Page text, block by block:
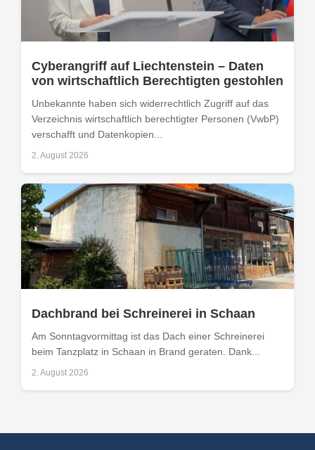
Cyberangriff auf Liechtenstein – Daten
von wirtschaftlich Berechtigten gestohlen
Unbekannte haben sich widerrechtlich Zugriff auf das
Verzeichnis wirtschaftlich berechtigter Personen (VwbP)
verschafft und Datenkopien...
2. August 2026
Dachbrand bei Schreinerei in Schaan
Am Sonntagvormittag ist das Dach einer Schreinerei
beim Tanzplatz in Schaan in Brand geraten. Dank...
2. August 2026